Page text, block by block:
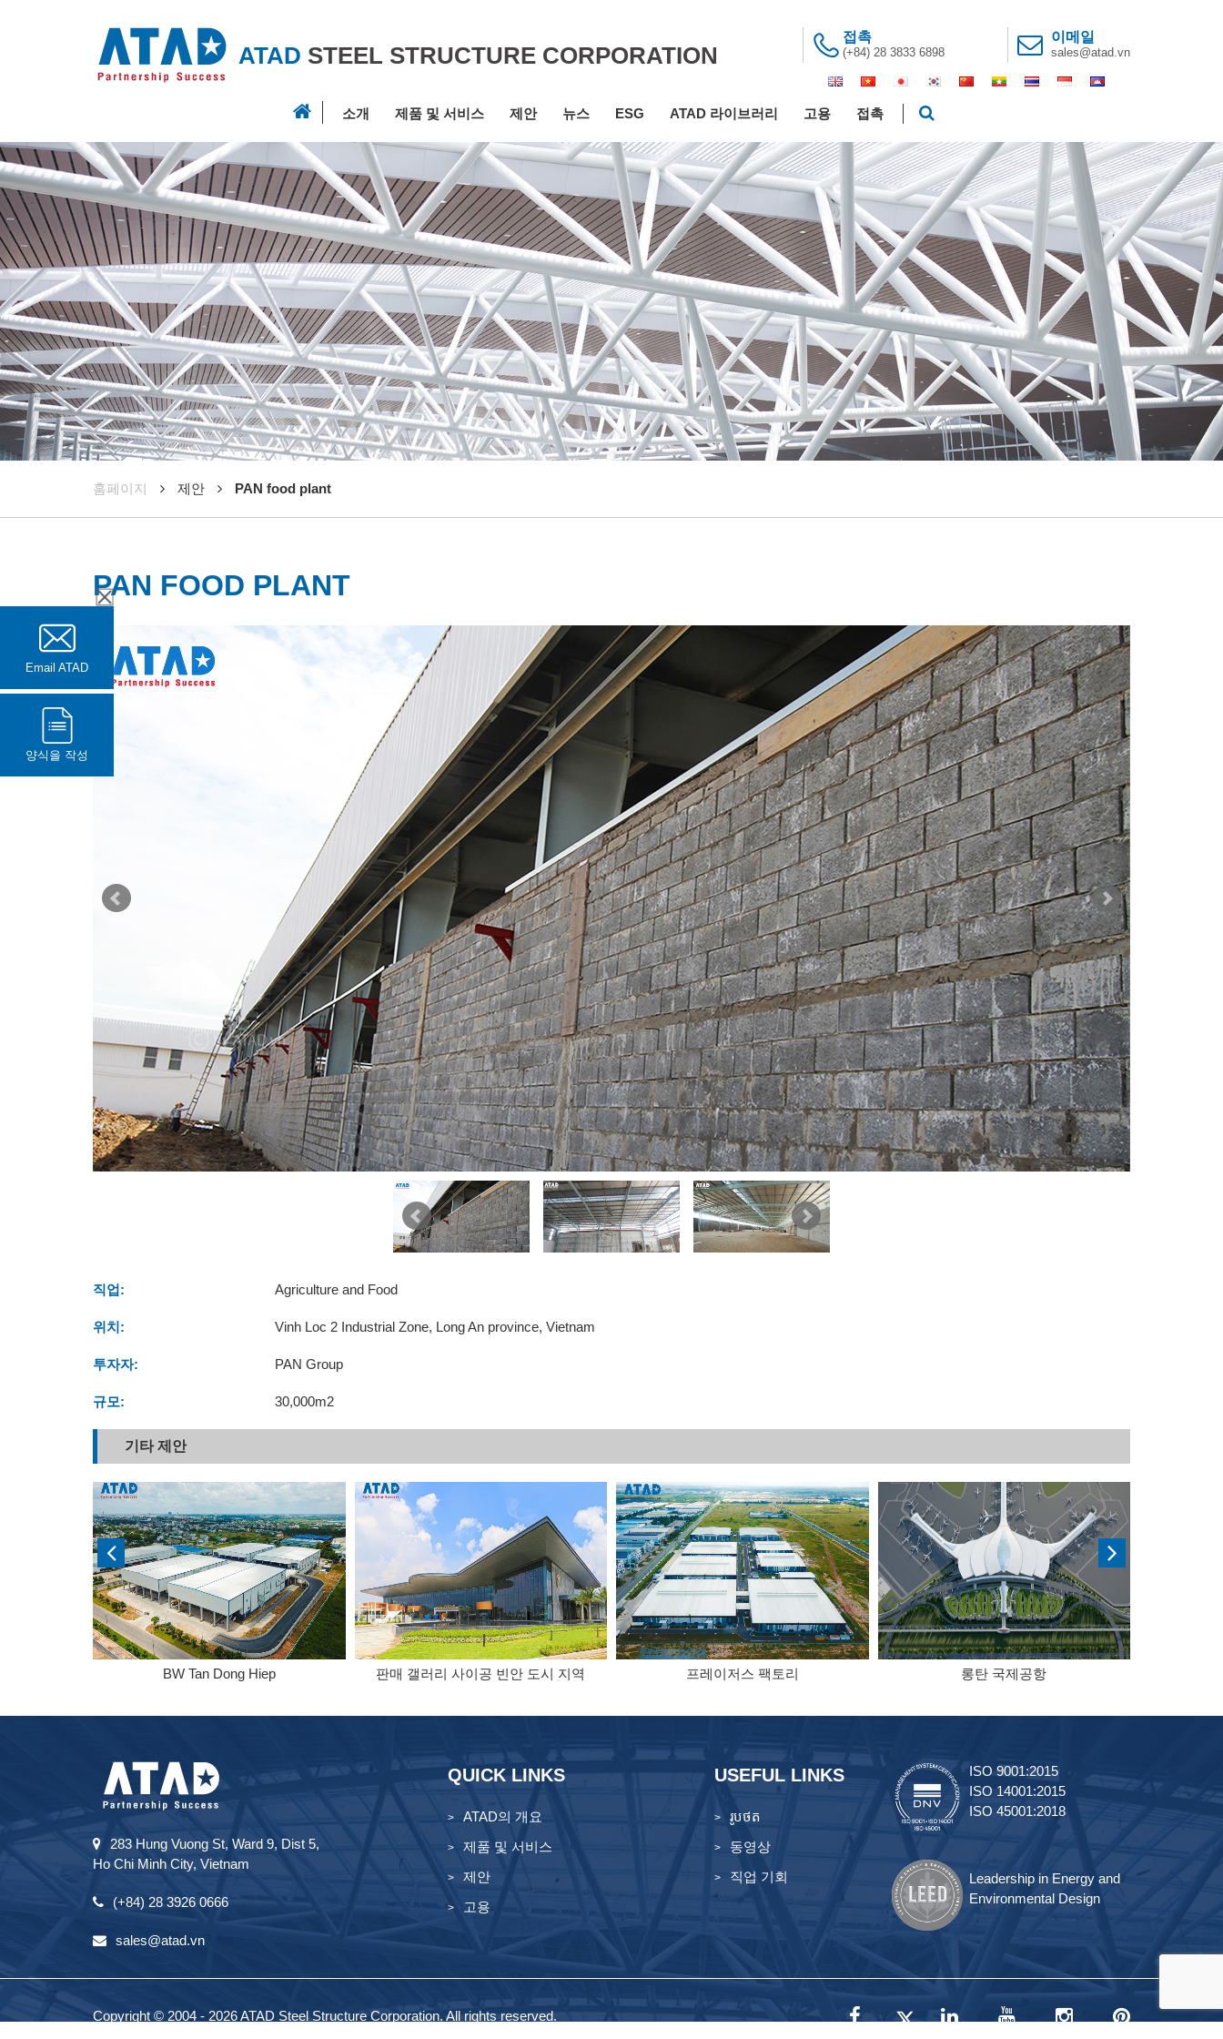
ATAD STEEL STRUCTURE CORPORATION
접촉
(+84) 28 3833 6898
이메일
sales@atad.vn
소개 제품 및 서비스 제안 뉴스 ESG ATAD 라이브러리 고용 접촉
훔페이지 제안 PAN food plant
PAN FOOD PLANT
직업: Agriculture and Food
위치: Vinh Loc 2 Industrial Zone, Long An province, Vietnam
투자자: PAN Group
규모: 30,000m2
기타 제안
BW Tan Dong Hiep 판매 갤러리 사이공 빈안 도시 지역 프레이저스 팩토리 롱탄 국제공항
283 Hung Vuong St, Ward 9, Dist 5,
Ho Chi Minh City, Vietnam
(+84) 28 3926 0666
sales@atad.vn
QUICK LINKS
ATAD의 개요
제품 및 서비스
제안
고용
USEFUL LINKS
រូបថត
동영상
직업 기회
ISO 9001:2015
ISO 14001:2015
ISO 45001:2018
Leadership in Energy and
Environmental Design
Copyright © 2004 - 2026 ATAD Steel Structure Corporation. All rights reserved.
Email ATAD
양식을 작성